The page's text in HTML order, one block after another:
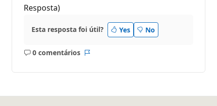
Resposta)
Esta resposta foi útil? Yes No
0 comentários
Sem